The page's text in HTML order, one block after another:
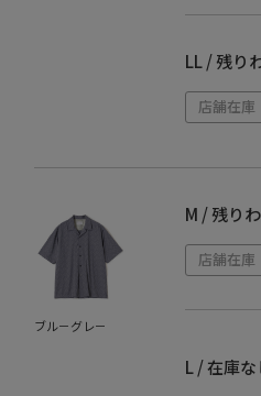
LL / 残り
店舗在庫
ブル－グレ－
M / 残り
店舗在庫
L / 在庫な